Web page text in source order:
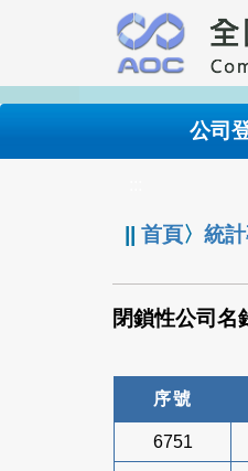
要
內
公司
||首頁〉統
閉鎖性公司名
序號
6751